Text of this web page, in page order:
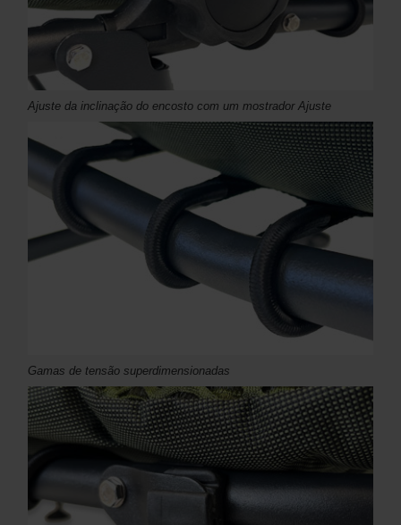
Ajuste da inclinação do encosto com um mostrador Ajuste
Gamas de tensão superdimensionadas